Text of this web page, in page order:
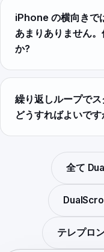
iPhone の横向きで
あまりありません
か?
繰り返しループで
どうすればよいです
全て
テレプロ